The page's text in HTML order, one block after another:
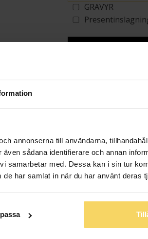
annonserna till användarna,
sådana identifierare och annan
samarbetar med. Dessa kan i sin tur
har samlat in när du har använt deras
GRAVYR
VÄLJ
Leveranstid 5-15
samt graverade varor. Läs
Bredd ca (mm)
Höjd ca (mm)
Varumärke
Material
Ädelmetall